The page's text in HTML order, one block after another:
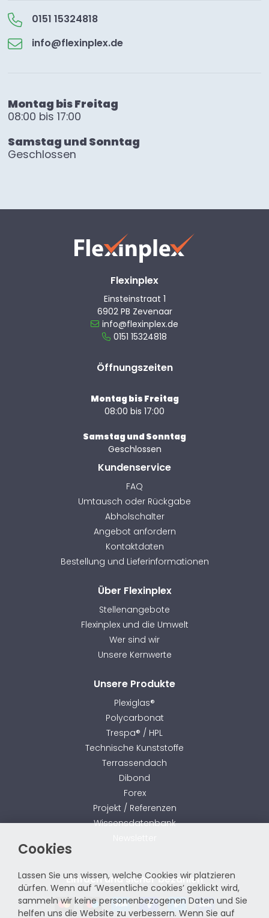
Cookies
Lassen Sie uns wissen, welche Cookies wir platzieren
dürfen. Wenn auf ‘Wesentliche cookies’ geklickt wird,
sammeln wir keine personenbezogenen Daten und Sie
helfen uns die Website zu verbessern. Wenn Sie auf
0151 15324818
info@flexinplex.de
Montag bis Freitag
08:00 bis 17:00
Samstag und Sonntag
Geschlossen
Flexinplex
Einsteinstraat 1
6902 PB Zevenaar
info@flexinplex.de
0151 15324818
Öffnungszeiten
Montag bis Freitag
08:00 bis 17:00
Samstag und Sonntag
Geschlossen
Kundenservice
FAQ
Umtausch oder Rückgabe
Abholschalter
Angebot anfordern
Kontaktdaten
Bestellung und Lieferinformationen
Über Flexinplex
Stellenangebote
Flexinplex und die Umwelt
Wer sind wir
Unsere Kernwerte
Unsere Produkte
Plexiglas®
Polycarbonat
Trespa® / HPL
Technische Kunststoffe
Terrassendach
Dibond
Forex
Projekt / Referenzen
Wissensdatenbank
Einfach und sicher bezahlen